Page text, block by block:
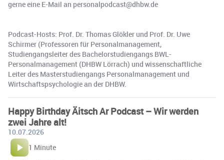
gerne eine E-Mail an personalpodcast@dhbw.de
Podcast-Hosts: Prof. Dr. Thomas Glökler und Prof. Dr. Uwe
Schirmer (Professoren für Personalmanagement,
Studiengangsleiter des Bachelorstudiengangs BWL-
Personalmanagement (DHBW Lörrach) und wissenschaftliche
Leiter des Masterstudiengangs Personalmanagement und
Wirtschaftspsychologie an der DHBW.
Happy Birthday Äitsch Ar Podcast – Wir werden
zwei Jahre alt!
10.07.2026
1 Minute